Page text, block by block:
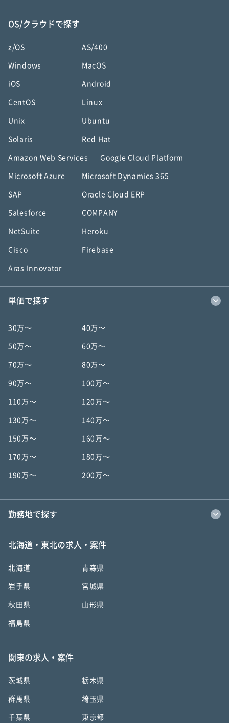
OS/クラウドで探す
z/OS AS/400
Windows MacOS
iOS Android
CentOS Linux
Unix Ubuntu
Solaris Red Hat
Amazon Web Services Google Cloud Platform
Microsoft Azure Microsoft Dynamics 365
SAP Oracle Cloud ERP
Salesforce COMPANY
NetSuite Heroku
Cisco Firebase
Aras Innovator
単価で探す
30万〜 40万〜
50万〜 60万〜
70万〜 80万〜
90万〜 100万〜
110万〜 120万〜
130万〜 140万〜
150万〜 160万〜
170万〜 180万〜
190万〜 200万〜
勤務地で探す
北海道・東北の求人・案件
北海道 青森県
岩手県 宮城県
秋田県 山形県
福島県
関東の求人・案件
茨城県 栃木県
群馬県 埼玉県
千葉県 東京都